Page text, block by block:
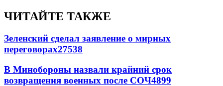
ЧИТАЙТЕ ТАКЖЕ
Зеленский сделал заявление о мирных
переговорах27538
В Минобороны назвали крайний срок
возвращения военных после СОЧ4899